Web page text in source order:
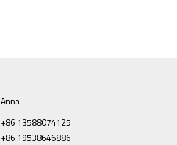
Anna
+86 13588074125
+86 19538646886